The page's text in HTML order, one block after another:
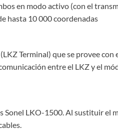
en modo activo (con el
hasta 10 000 coordenadas
Terminal) que se provee
entre el LKZ y el
Sonel LKO-1500. Al sustituir el